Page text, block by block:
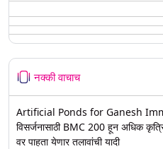
नक्की वाचाच
Artificial Ponds for Ganesh
विसर्जनासाठी BMC 200 हून अधिक
वर पाहता येणार तलावांची यादी